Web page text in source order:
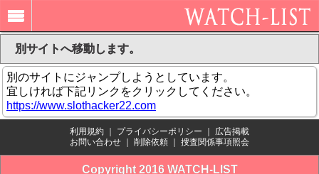
別サイトへ移動します。
別のサイトにジャンプしようとしています。
宜しければ下記リンクをクリックしてください。
https://www.slothacker22.com
利用規約 プライバシーポリシー
広告掲載
お問い合わせ
削除依頼 捜査関係事項照会
Copyright 2016 WATCH-LIST